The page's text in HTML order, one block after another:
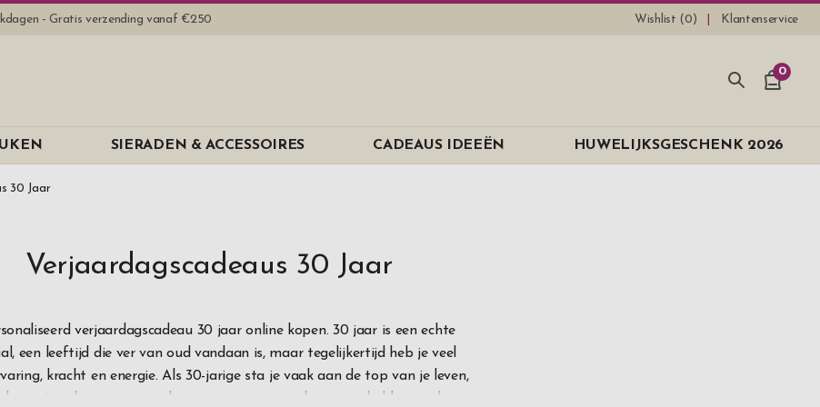
- Gratis verzending vanaf €250 Wishlist (0) Klantenservice
0
SIERADEN & ACCESSOIRES CADEAUS IDEEËN HUWELIJKSGESCHENK 2026
30 Jaar
Verjaardagscadeaus 30 Jaar
verjaardagscadeau 30 jaar online kopen. 30 jaar is een echte
een leeftijd die ver van oud vandaan is, maar tegelijkertijd heb je veel
kracht en energie. Als 30-jarige sta je vaak aan de top van je leven,
B Away
Eva Solo
Exentri